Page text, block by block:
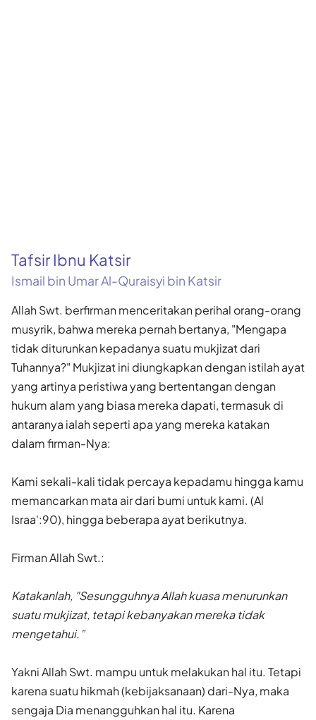
Tafsir Ibnu Katsir
Ismail bin Umar Al-Quraisyi bin Katsir
Allah Swt. berfirman menceritakan perihal orang-orang
musyrik, bahwa mereka pernah bertanya, "Mengapa
tidak diturunkan kepadanya suatu mukjizat dari
Tuhannya?" Mukjizat ini diungkapkan dengan istilah ayat
yang artinya peristiwa yang bertentangan dengan
hukum alam yang biasa mereka dapati, termasuk di
antaranya ialah seperti apa yang mereka katakan
dalam firman-Nya:
Kami sekali-kali tidak percaya kepadamu hingga kamu
meman­carkan mata air dari bumi untuk kami. (Al
Israa':90), hingga bebe­rapa ayat berikutnya.
Firman Allah Swt.:
Katakanlah, "Sesungguhnya Allah kuasa menurunkan
suatu mukjizat, tetapi kebanyakan mereka tidak
mengetahui.”
Yakni Allah Swt. mampu untuk melakukan hal itu. Tetapi
karena suatu hikmah (kebijaksanaan) dari-Nya, maka
sengaja Dia menangguhkan hal itu. Karena